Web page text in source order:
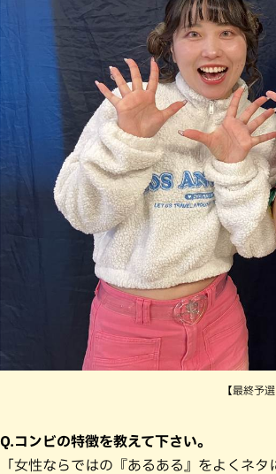
【最終予
Q.コンビの特徴を教えて下さい。
「女性ならではの『あるある』をよくネタ